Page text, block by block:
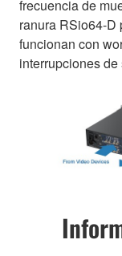
frecuencia de
ranura RSio64-D
funcionan con
interrupciones